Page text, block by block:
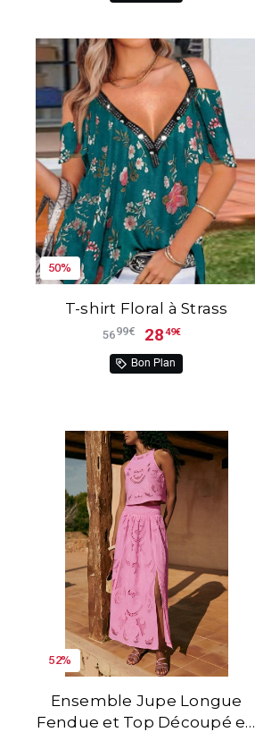
50%
T-shirt Floral à Strass
5699€ 2849€
Bon Plan
52%
Ensemble Jupe Longue
Fendue et Top Découpé en